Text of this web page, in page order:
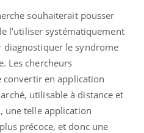
souhaiterait pousser
l’utiliser systématiquement
le syndrome
Les chercheurs
convertir en application
utilisable à distance et
une telle application
précoce, et donc une